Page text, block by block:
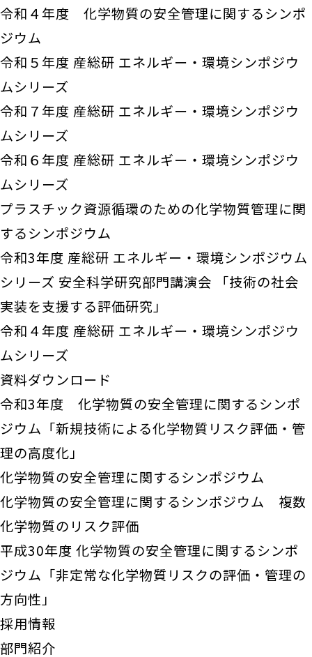
令和４年度 化学物質の安全管理に関するシンポ
ジウム
令和５年度 産総研 エネルギー・環境シンポジウ
ムシリーズ
令和７年度 産総研 エネルギー・環境シンポジウ
ムシリーズ
令和６年度 産総研 エネルギー・環境シンポジウ
ムシリーズ
プラスチック資源循環のための化学物質管理に関
するシンポジウム
令和3年度 産総研 エネルギー・環境シンポジウム
シリーズ 安全科学研究部門講演会 「技術の社会
実装を支援する評価研究」
令和４年度 産総研 エネルギー・環境シンポジウ
ムシリーズ
資料ダウンロード
令和3年度 化学物質の安全管理に関するシンポ
ジウム「新規技術による化学物質リスク評価・管
理の高度化」
化学物質の安全管理に関するシンポジウム
化学物質の安全管理に関するシンポジウム 複数
化学物質のリスク評価
平成30年度 化学物質の安全管理に関するシンポ
ジウム「非定常な化学物質リスクの評価・管理の
方向性」
採用情報
部門紹介